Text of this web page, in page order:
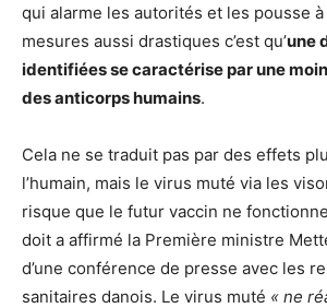
qui alarme les autorités et les pousse
mesures aussi drastiques c’est qu’une
identifiées se caractérise par une
des anticorps humains.
Cela ne se traduit pas par des effets
l’humain, mais le virus muté via les
risque que le futur vaccin ne
doit a affirmé la Première ministre
d’une conférence de presse avec les
sanitaires danois. Le virus muté « ne